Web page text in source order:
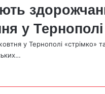
у Тернополі
у Тернополі «стрімко»